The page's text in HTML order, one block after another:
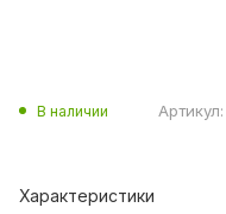
В наличии Артикул:
Характеристики